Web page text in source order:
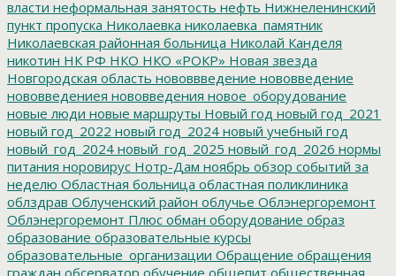
власти неформальная занятость нефть Нижнеленинский
пункт пропуска Николаевка николаевка_памятник
Николаевская районная больница Николай Канделя
никотин НК РФ НКО НКО «РОКР» Новая звезда
Новгородская область нововвведение нововведение
нововведениея нововведения новое_оборудование
новые люди новые маршруты Новый год новый год_2021
новый год_2022 новый год_2024 новый учебный год
новый_год_2024 новый_год_2025 новый_год_2026 нормы
питания норовирус Нотр-Дам ноябрь обзор событий за
неделю Областная больница областная поликлиника
облздрав Облученский район облучье Облэнергоремонт
Облэнергоремонт Плюс обман оборудование образ
образование образовательные курсы
образовательные_организации Обращение обращения
граждан обсерватор обучение общепит общественная